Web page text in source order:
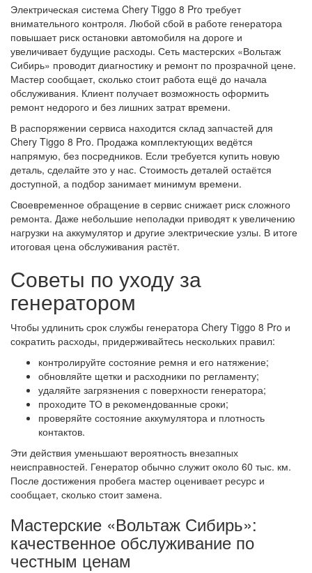
Электрическая система Chery Tiggo 8 Pro требует
внимательного контроля. Любой сбой в работе генератора
повышает риск остановки автомобиля на дороге и
увеличивает будущие расходы. Сеть мастерских «Вольтаж
Сибирь» проводит диагностику и ремонт по прозрачной цене.
Мастер сообщает, сколько стоит работа ещё до начала
обслуживания. Клиент получает возможность оформить
ремонт недорого и без лишних затрат времени.
В распоряжении сервиса находится склад запчастей для
Chery Tiggo 8 Pro. Продажа комплектующих ведётся
напрямую, без посредников. Если требуется купить новую
деталь, сделайте это у нас. Стоимость деталей остаётся
доступной, а подбор занимает минимум времени.
Своевременное обращение в сервис снижает риск сложного
ремонта. Даже небольшие неполадки приводят к увеличению
нагрузки на аккумулятор и другие электрические узлы. В итоге
итоговая цена обслуживания растёт.
Советы по уходу за
генератором
Чтобы удлинить срок службы генератора Chery Tiggo 8 Pro и
сократить расходы, придерживайтесь нескольких правил:
контролируйте состояние ремня и его натяжение;
обновляйте щетки и расходники по регламенту;
удаляйте загрязнения с поверхности генератора;
проходите ТО в рекомендованные сроки;
проверяйте состояние аккумулятора и плотность
контактов.
Эти действия уменьшают вероятность внезапных
неисправностей. Генератор обычно служит около 60 тыс. км.
После достижения пробега мастер оценивает ресурс и
сообщает, сколько стоит замена.
Мастерские «Вольтаж Сибирь»:
качественное обслуживание по
честным ценам